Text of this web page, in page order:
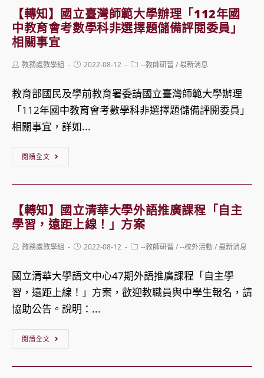
學
年
部
第
十
榜
單
【轉知】國立臺灣師範大學辦理「112年國
中教育會考數學科非選擇題儲備評閱委員」
相關事宜
Post教務處教學組
Post2022-08-12
Post--教師研習 /最新消息
教育部國民及學前教育署委請國立臺灣師範大學辦理
「112年國中教育會考數學科非選擇題儲備評閱委員」
相關事宜，詳如...
閱讀全文
國
立
臺
師
範
大
學
「112
年
【轉知】國立清華大學外語推廣課程「自主
學習，遠距上線！」方案
Post教務處教學組
Post2022-08-12
Post--教師研習 /--校外活動/最新消息
國立清華大學語文中心47期外語推廣課程「自主學
習，遠距上線！」方案，歡迎教職員與中學生報名，請
協助公告。說明：...
閱讀全文
國